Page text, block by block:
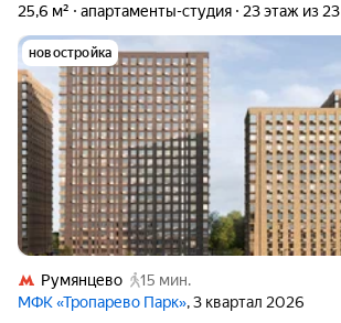
25,6 м²
апартаменты-студия 23 этаж из 23
новостройка
Румянцево
15 мин.
МФК «Тропарево Парк», 3 квартал 2026